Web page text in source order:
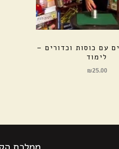
עם כוסות וכדורים –
לימוד
₪25.00